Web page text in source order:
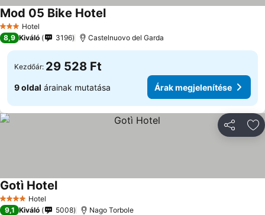
3 Kategória
Hotel
Mod 05 Bike Hotel
8,9 Kiváló 3196 Castelnuovo del Garda
Kezdőár: 29 528 Ft
9 oldal árainak mutatása Árak megjelenítése
4 KategóriaHotel
Gotì Hotel
9,1 Kiváló 5008 Nago Torbole